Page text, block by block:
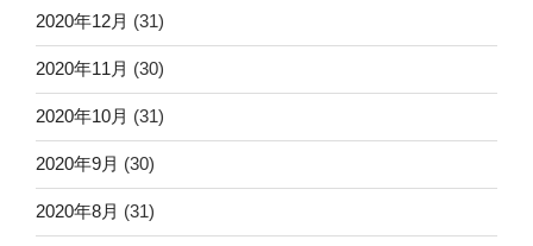
2020年12月 (31)
2020年11月 (30)
2020年10月 (31)
2020年9月 (30)
2020年8月 (31)